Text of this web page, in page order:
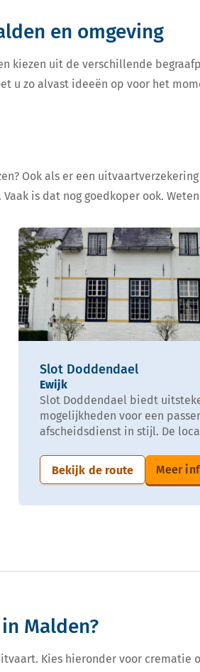
en omgeving
kiezen uit de verschillende
u zo alvast ideeën op voor het
Ook als er een
is dat nog goedkoper ook.
Slot Doddendael
Ewijk
Slot Doddendael biedt
mogelijkheden voor een
afscheidsdienst in stijl. De
Bekijk de route Meer
Malden?
Kies hieronder voor